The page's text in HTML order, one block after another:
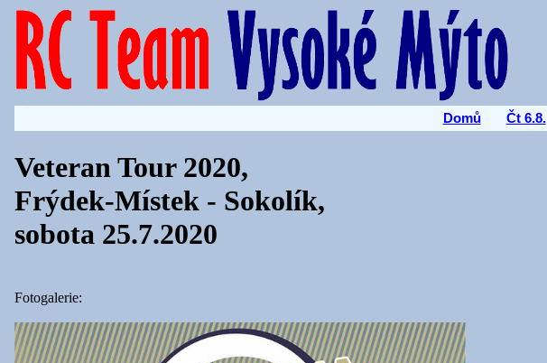
Domů Čt 6.8.
Veteran Tour 2020,
Frýdek-Místek - Sokolík,
sobota 25.7.2020
Fotogalerie: